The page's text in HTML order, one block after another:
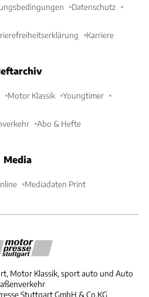
Datenschutz
Karriere
Motor Klassik Youngtimer
Abo & Hefte
Media
Mediadaten Print
Motor Klassik, sport auto und Auto
Stuttgart GmbH & Co.KG